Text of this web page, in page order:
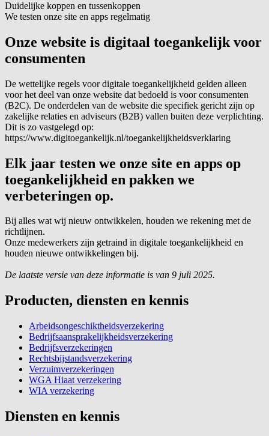
Duidelijke koppen en tussenkoppen
We testen onze site en apps regelmatig
Onze website is digitaal toegankelijk voor
consumenten
De wettelijke regels voor digitale toegankelijkheid gelden alleen
voor het deel van onze website dat bedoeld is voor consumenten
(B2C). De onderdelen van de website die specifiek gericht zijn op
zakelijke relaties en adviseurs (B2B) vallen buiten deze verplichting.
Dit is zo vastgelegd op:
https://www.digitoegankelijk.nl/toegankelijkheidsverklaring
Elk jaar testen we onze site en apps op
toegankelijkheid en pakken we
verbeteringen op.
Bij alles wat wij nieuw ontwikkelen, houden we rekening met de
richtlijnen.
Onze medewerkers zijn getraind in digitale toegankelijkheid en
houden nieuwe ontwikkelingen bij.
De laatste versie van deze informatie is van 9 juli 2025.
Producten, diensten en kennis
Arbeidsongeschiktheidsverzekering
Bedrijfsaansprakelijkheidsverzekering
Bedrijfsverzekeringen
Rechtsbijstandsverzekering
Verzuimverzekeringen
WGA Hiaat verzekering
WIA verzekering
Diensten en kennis